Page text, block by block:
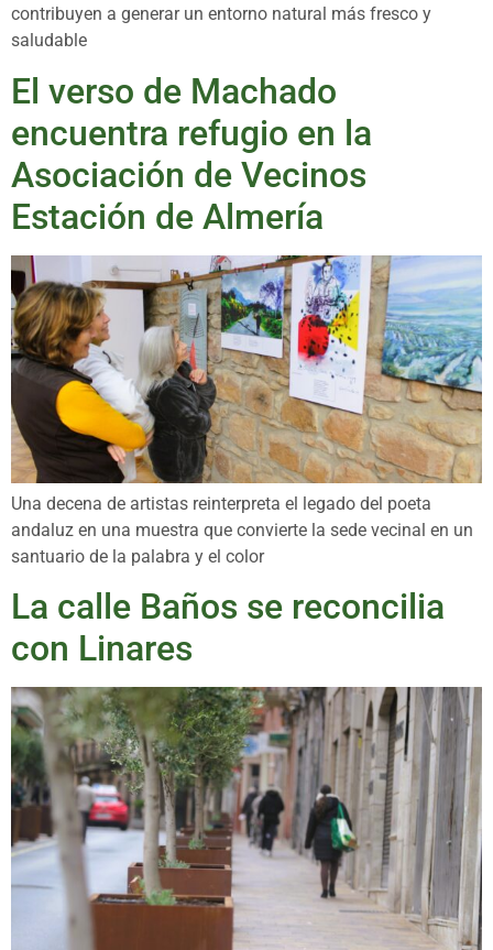
contribuyen a generar un entorno natural más fresco y
saludable
El verso de Machado
encuentra refugio en la
Asociación de Vecinos
Estación de Almería
Una decena de artistas reinterpreta el legado del poeta
andaluz en una muestra que convierte la sede vecinal en un
santuario de la palabra y el color
La calle Baños se reconcilia
con Linares